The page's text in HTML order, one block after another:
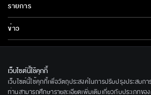
ซีรีส์นานาชาติ
การ์ตูน & เกม
รายการ
ข่าว
ข่าวประชาสัมพันธ์
ทีวีออนไลน์
เกี่ยวกับเรา
BEC World
เว็บไซต์นี้ใช้คุกกี้
เว็บไซต์นี้ใช้คุกกี้เพื่อวัตถุประสงค์ในการปรับปรุงประสบก
ท่านสามารถศึกษารายละเอียดเพิ่มเติมเกี่ยวกับประเภทขอ